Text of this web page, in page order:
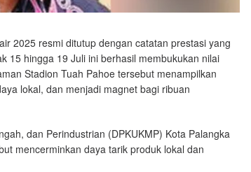
2025 resmi ditutup dengan catatan prestasi yang
15 hingga 19 Juli ini berhasil membukukan nilai
Stadion Tuah Pahoe tersebut menampilkan
lokal, dan menjadi magnet bagi ribuan
dan Perindustrian (DPKUKMP) Kota Palangka
mencerminkan daya tarik produk lokal dan